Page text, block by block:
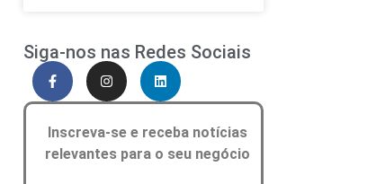
Siga-nos nas Redes Sociais
Inscreva-se e receba notícias
relevantes para o seu negócio